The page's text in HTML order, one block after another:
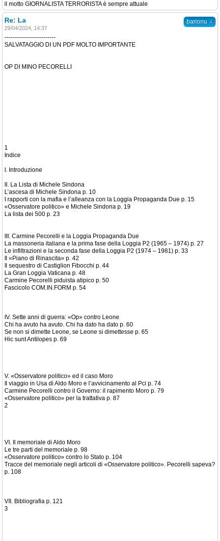
il motto GIORNALISTA TERRORISTA è sempre attuale
barionu ↓
Re: La
29/04/2024, 14:37
--------------------------
SALVATAGGIO DI UN PDF MOLTO IMPORTANTE
OP DI MINO PECORELLI
1
Indice
I. Introduzione
II. La Lista di Michele Sindona
L’ascesa di Michele Sindona p. 10
I rapporti con la mafia e l’alleanza con la Loggia Propaganda Due p. 15
«Osservatore politico» e Michele Sindona p. 19
La lista dei 500 p. 23
III. Carmine Pecorelli e la Loggia Propaganda Due
La massoneria italiana e la prima fase della Loggia P2 (1965 – 1974) p. 27
Le infiltrazioni e la seconda fase della Loggia P2 (1974 – 1981) p. 33
Il «Piano di Rinascita» p. 42
Il sequestro di Castiglion Fibocchi p. 44
La Gran Loggia Vaticana p. 48
Carmine Pecorelli piduista atipico p. 50
Fascicolo COM.IN.FORM p. 54
IV. Sette anni di guerra: «Op» contro Leone
Chi ha avuto ha avuto. Chi ha dato ha dato p. 60
Se non si dimette Leone, se Leone si dimettesse p. 65
Hic sunt Antilopes p. 69
V. «Osservatore politico» ed il caso Moro
Il viaggio in Usa di Aldo Moro e l’avvicinamento al Pci p. 74
Carmine Pecorelli contro il Governo: il rapimento Moro p. 79
«Osservatore politico» per la trattativa p. 87
2
VI. Il memoriale di Aldo Moro
Le tre parti del memoriale p. 98
«Osservatore politico» contro lo Stato p. 104
Tracce del memoriale negli articoli di «Osservatore politico». Pecorelli sapeva?
p. 108
VII. Bibliografia p. 121
3